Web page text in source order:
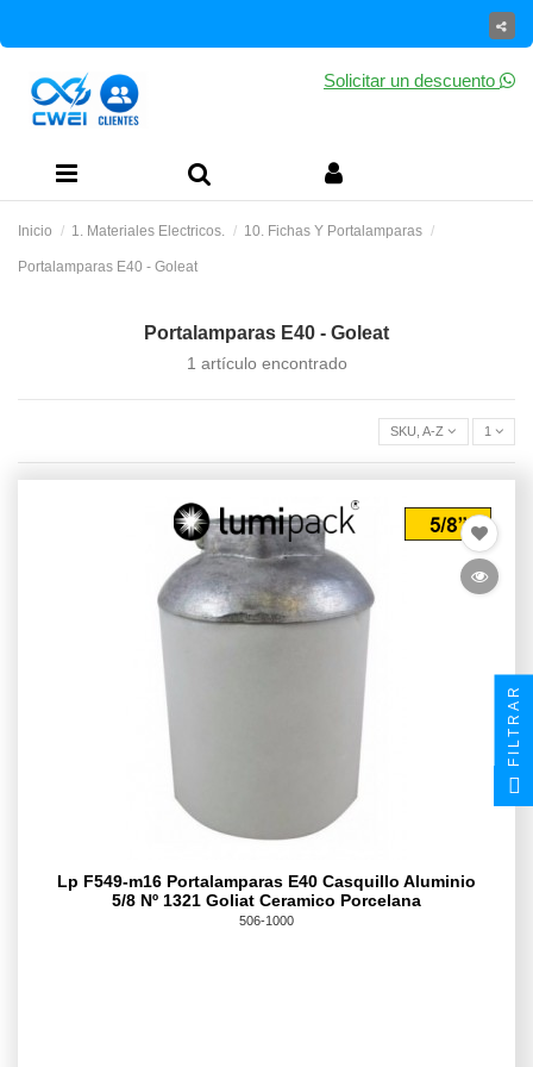
Solicitar un descuento
Inicio 1. Materiales Electricos. 10. Fichas Y Portalamparas
Portalamparas E40 - Goleat
Portalamparas E40 - Goleat
1 artículo encontrado
SKU,
Lp F549-m16 Portalamparas E40 Casquillo Aluminio
5/8 Nº 1321 Goliat Ceramico Porcelana
506-1000
FILTRAR